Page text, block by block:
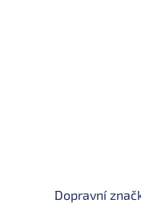
Dopravní